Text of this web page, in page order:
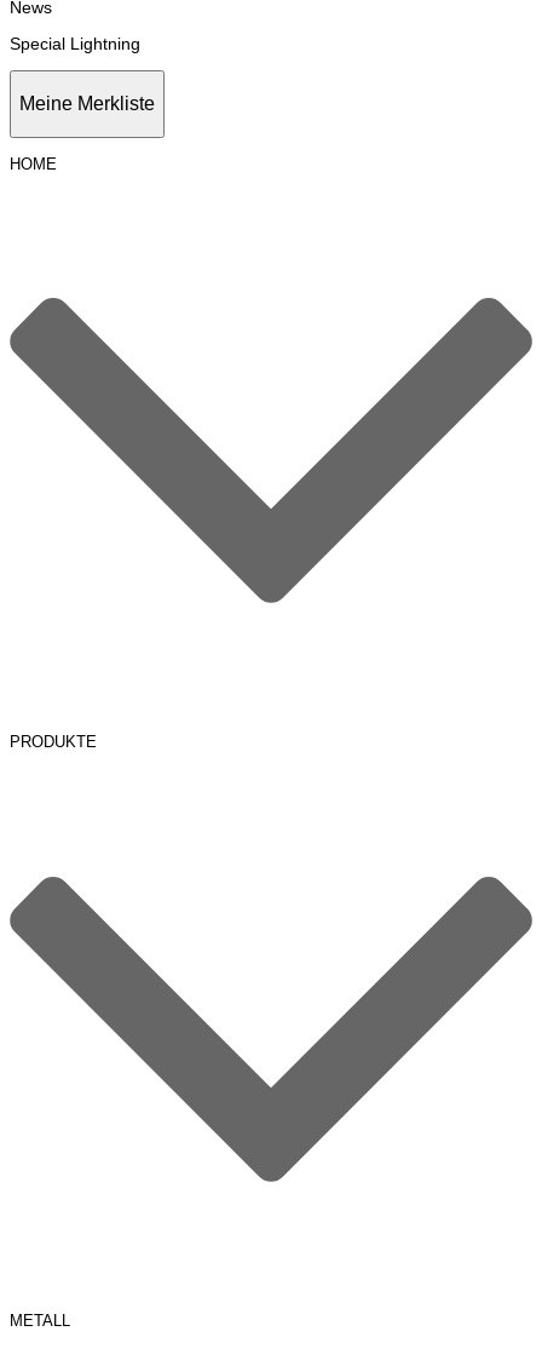
News
Special Lightning
Meine Merkliste
HOME
PRODUKTE
METALL